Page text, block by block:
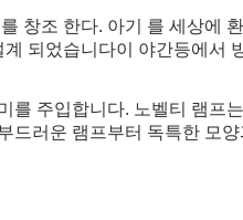
창조 한다. 아기 를 세상에
되었습니다이 야간등에서
를 주입합니다. 노벨티 램
드러운 램프부터 독특한 모